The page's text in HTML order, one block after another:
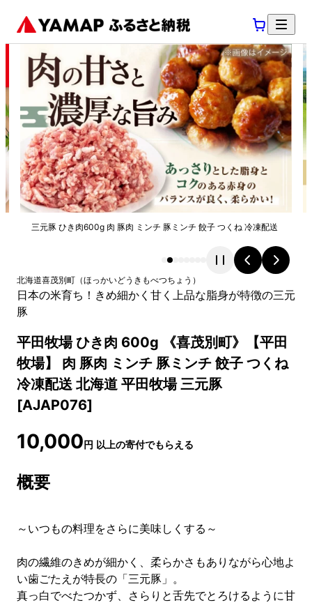
三元豚 ひき肉600g 肉 豚肉 ミンチ 豚ミンチ 餃子 つくね 冷凍配送
北海道喜茂別町 （ほっかいどう きもべつちょう ）
日本の米育ち！きめ細かく甘く上品な脂身が特徴の三元
豚
平田牧場 ひき肉 600g 《喜茂別町》【平田
牧場】 肉 豚肉 ミンチ 豚ミンチ 餃子 つくね
冷凍配送 北海道 平田牧場 三元豚
[AJAP076]
10,000円 以上の寄付でもらえる
概要
～いつもの料理をさらに美味しくする～
肉の繊維のきめが細かく、柔らかさもありながら心地よ
い歯ごたえが特長の「三元豚」。
真っ白でべたつかず、さらりと舌先でとろけるように甘